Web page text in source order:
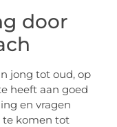
door
jong tot oud, op
heeft aan goed
en vragen
te komen tot